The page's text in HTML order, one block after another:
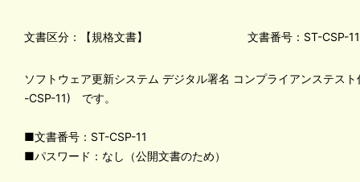
文書区分：【規格文書】 文書番号：ST-CSP-11
ソフトウェア更新システム デジタル署名 コンプライアンステスト
-CSP-11) です。
■文書番号：ST-CSP-11
■パスワード：なし（公開文書のため）